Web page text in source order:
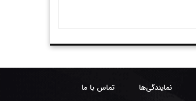
نمایندگی‌ها
تماس با ما